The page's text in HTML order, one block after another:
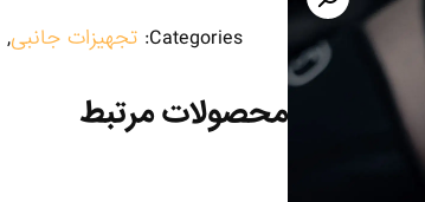
Categories: تجهیزات جانبی,
محصولات مرتبط